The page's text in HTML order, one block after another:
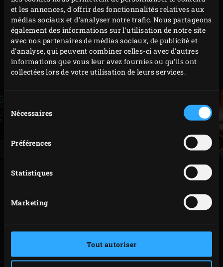
et les annonces, d'offrir des fonctionnalités relatives aux
médias sociaux et d'analyser notre trafic. Nous partageons
également des informations sur l'utilisation de notre site
avec nos partenaires de médias sociaux, de publicité et
d'analyse, qui peuvent combiner celles-ci avec d'autres
informations que vous leur avez fournies ou qu'ils ont
collectées lors de votre utilisation de leurs services.
duNécessaires
Préférences
Statistiques
Marketing
Tout autoriser
d’environ 2 centimètres. Mélangez-les avec les
raisins secs dans le reste de la garniture.
Pour le nappage, battez l’œuf, pesez 40 g et ajoutez-
le dans un bol avec la pâte d’amande. Mélangez à
l’aide d’un fouet et versez ce mélange dans une
poche à douille.
Allumez le
dans le Big Green Egg et
acier inoxydableposés à l’intérieur, à une
température de 200 °C.
Entre-temps, graissez un moule à charnière (Ø 18